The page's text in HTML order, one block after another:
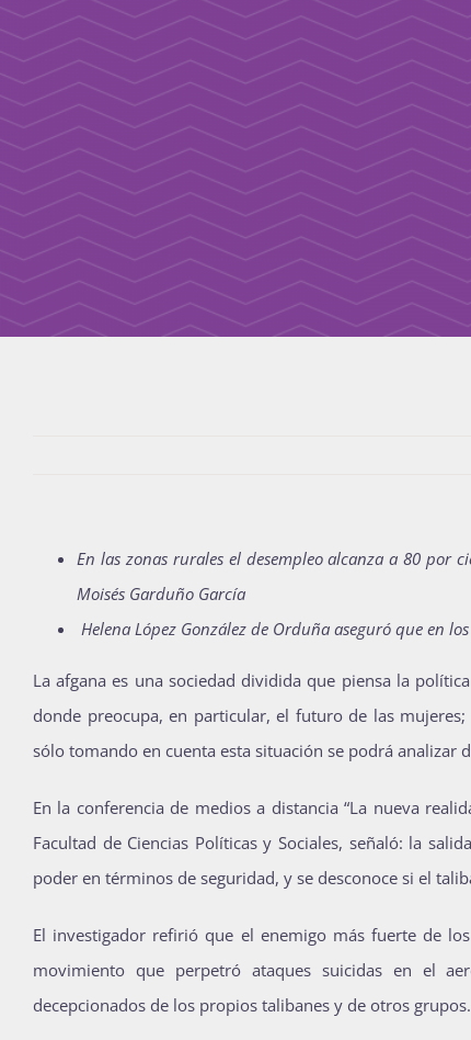
En las zonas rurales el desempleo alcanza a 80 por
Moisés Garduño García
Helena López González de Orduña aseguró que en
La afgana es una sociedad dividida que piensa la
donde preocupa, en particular, el futuro de las
sólo tomando en cuenta esta situación se podrá analizar
En la conferencia de medios a distancia “La nueva
Facultad de Ciencias Políticas y Sociales, señaló: la
poder en términos de seguridad, y se desconoce si el
El investigador refirió que el enemigo más fuerte de
movimiento que perpetró ataques suicidas en el
decepcionados de los propios talibanes y de otros grupos.